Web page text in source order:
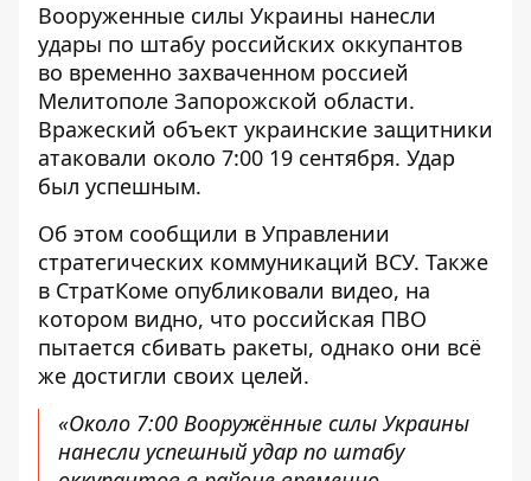
Вооруженные силы Украины нанесли
удары по штабу российских оккупантов
во временно захваченном россией
Мелитополе Запорожской области.
Вражеский объект украинские защитники
атаковали около 7:00 19 сентября. Удар
был успешным.
Об этом сообщили в Управлении
стратегических коммуникаций ВСУ. Также
в СтратКоме опубликовали видео, на
котором видно, что российская ПВО
пытается сбивать ракеты, однако они всё
же достигли своих целей.
«Около 7:00 Вооружённые силы Украины
нанесли успешный удар по штабу